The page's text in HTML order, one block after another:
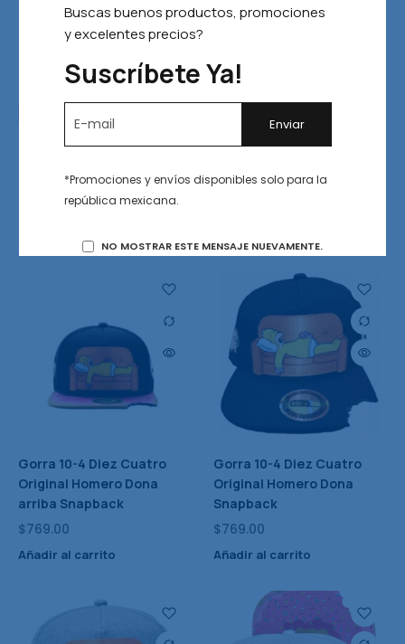
Buscas buenos productos, promociones
y excelentes precios?
Suscríbete Ya!
*Promociones y envíos disponibles solo para la
república mexicana.
NO MOSTRAR ESTE MENSAJE NUEVAMENTE.
Gorra 10-4 Diez Cuatro
Snapback
Gorra 10-4 Diez Cuatro
Original Homero Dona
arriba Snapback
$769.00
Añadir al carrito
Gorra 10-4 Diez Cuatro
Original Homero Dona
Snapback
$769.00
Añadir al carrito